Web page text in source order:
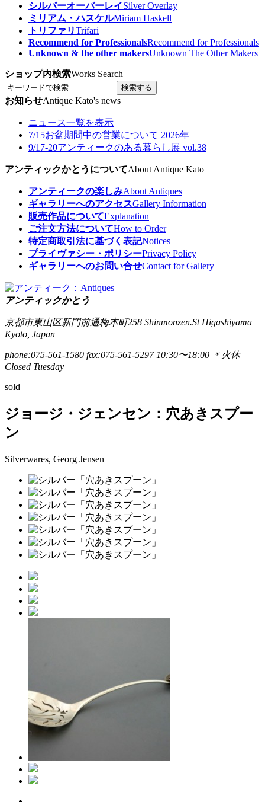
シルバーオーバーレイSilver Overlay
ミリアム・ハスケルMiriam Haskell
トリファリTrifari
Recommend for ProfessionalsRecommend for Professionals
Unknown & the other makersUnknown The Other Makers
ショップ内検索Works Search
検索する
お知らせAntique Kato's news
ニュース一覧を表示
7/15お盆期間中の営業について 2026年
9/17-20アンティークのある暮らし展 vol.38
アンティックかとうについてAbout Antique Kato
アンティークの楽しみAbout Antiques
ギャラリーへのアクセスGallery Information
販売作品についてExplanation
ご注文方法についてHow to Order
特定商取引法に基づく表記Notices
プライヴァシー・ポリシーPrivacy Policy
ギャラリーへのお問い合せContact for Gallery
アンティックかとう
京都市東山区新門前通梅本町258 Shinmonzen.St Higashiyama
Kyoto, Japan
phone:075-561-1580 fax:075-561-5297 10:30〜18:00 ＊火休
Closed Tuesday
sold
ジョージ・ジェンセン：穴あきスプー
ン
Silverwares, Georg Jensen